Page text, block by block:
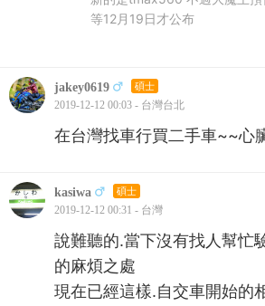
等12月19日才公布
jakey0619 碩士
2019-12-12 00:03 - 台灣台北
在台灣找車行買二手車~~心
kasiwa 碩士
2019-12-12 00:31 - 台灣
說難聽的.當下沒有找人幫忙
的麻煩之處
現在已經這樣.自交車開始的